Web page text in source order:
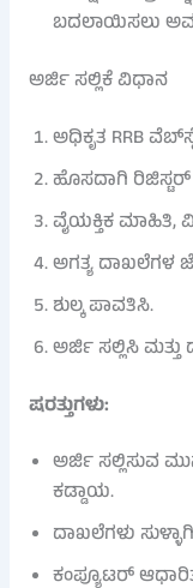
ಬದಲಾಯಿಸಲು
ಅರ್ಜಿ ಸಲ್ಲಿಕೆ ವಿಧಾನ
ಅಧಿಕೃತ RRB
ಹೊಸದಾಗಿ
ವೈಯಕ್ತಿಕ ಮಾಹಿತಿ,
ಅಗತ್ಯ
ಶುಲ್ಕ ಪಾವತಿಸಿ.
ಅರ್ಜಿ ಸಲ್ಲಿಸಿ
ಷರತ್ತುಗಳು:
ಅರ್ಜಿ ಸಲ್ಲಿಸುವ
ಕಡ್ಡಾಯ.
ದಾಖಲೆಗಳು
ಕಂಪ್ಯೂಟರ್